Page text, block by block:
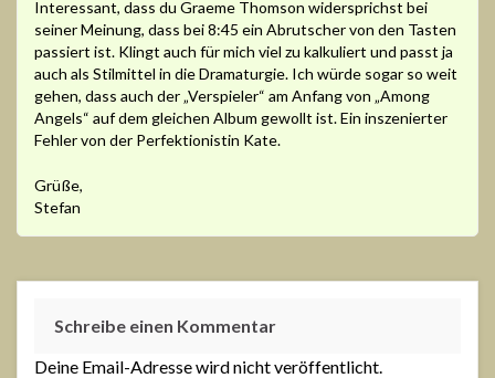
Interessant, dass du Graeme Thomson widersprichst bei
seiner Meinung, dass bei 8:45 ein Abrutscher von den Tasten
passiert ist. Klingt auch für mich viel zu kalkuliert und passt ja
auch als Stilmittel in die Dramaturgie. Ich würde sogar so weit
gehen, dass auch der „Verspieler“ am Anfang von „Among
Angels“ auf dem gleichen Album gewollt ist. Ein inszenierter
Fehler von der Perfektionistin Kate.
Grüße,
Stefan
Schreibe einen Kommentar
Deine Email-Adresse wird nicht veröffentlicht.